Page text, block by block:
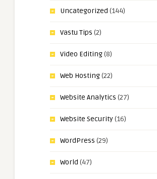
Uncategorized (144)
Vastu Tips (2)
Video Editing(8)
Web Hosting(22)
Website Analytics (27)
Website Security(16)
WordPress (29)
World (47)